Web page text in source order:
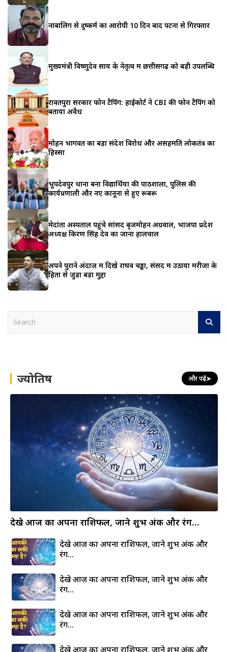
नाबालिग से दुष्कर्म का आरोपी 10 दिन बाद पटना से गिरफ्तार
मुख्यमंत्री विष्णुदेव साय के नेतृत्व में छत्तीसगढ़ को बड़ी उपलब्धि
रावतपुरा सरकार फोन टैपिंग: हाईकोर्ट ने CBI की फोन टैपिंग को
बताया अवैध
मोहन भागवत का बड़ा संदेश विरोध और असहमति लोकतंत्र का
हिस्सा
भूपदेवपुर थाना बना विद्यार्थियों की पाठशाला, पुलिस की
कार्यप्रणाली और नए कानूनों से हुए रूबरू
मेदांता अस्पताल पहुंचे सांसद बृजमोहन अग्रवाल, भाजपा प्रदेश
अध्यक्ष किरण सिंह देव का जाना हालचाल
अपने पुराने अंदाज में दिखे राघव चड्ढा, संसद में उठाया मरीजों के
हितों से जुड़ा बड़ा मुद्दा
h ज्योतिष और पढ़ें➤
देखे आज का अपना राशिफल, जाने शुभ अंक और रंग…
देखे आज का अपना राशिफल, जाने शुभ अंक और
रंग…
देखे आज का अपना राशिफल, जाने शुभ अंक और
रंग…
देखे आज का अपना राशिफल, जाने शुभ अंक और
रंग…
देखे आज का अपना राशिफल, जाने शुभ अंक और